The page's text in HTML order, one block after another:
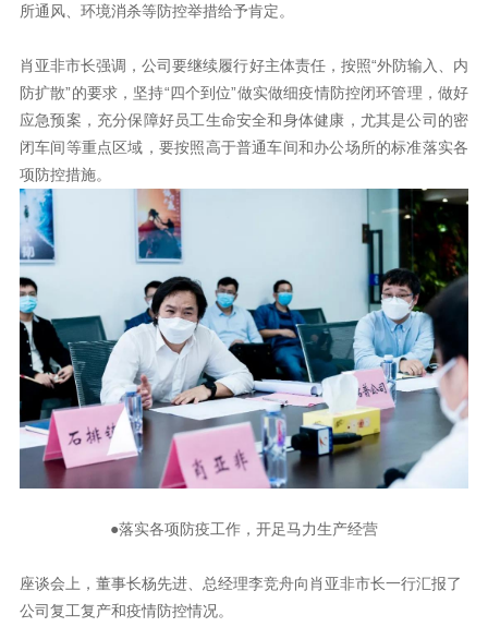
所通风、环境消杀等防控举措给予肯定。
应急预案，充分保障好员工生命安全和身体健康，
项防控措施。
●落实各项防疫工作，开足马力生产经营
公司复工复产和疫情防控情况。